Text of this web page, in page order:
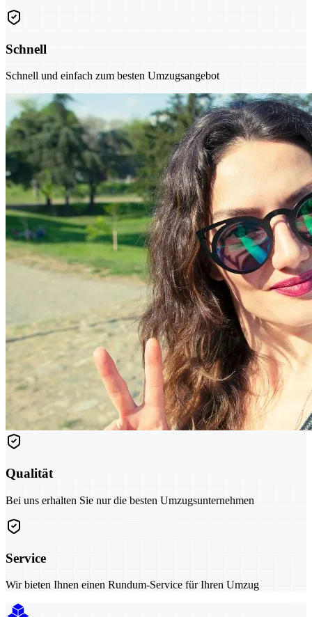
Schnell
Schnell und einfach zum besten Umzugsangebot
Qualität
Bei uns erhalten Sie nur die besten Umzugsunternehmen
Service
Wir bieten Ihnen einen Rundum-Service für Ihren Umzug